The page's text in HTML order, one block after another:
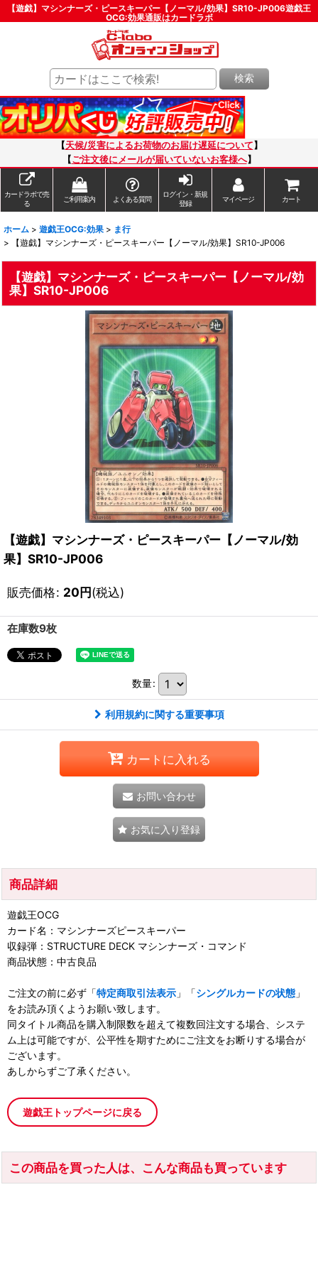
【遊戯】マシンナーズ・ピースキーパー【ノーマル/効果】SR10-JP006遊戯王
OCG:効果通販はカードラボ
検索
【天候/災害によるお荷物のお届け遅延について 】
【ご注文後にメールが届いていないお客様へ】
カードラボで売
る
ご利用案内 よくある質問
ログイン・新規
登録
マイページ カート
ホーム > 遊戯王OCG:効果 > ま行
>
【遊戯】マシンナーズ・ピースキーパー【ノーマル/効果】SR10-JP006
【遊戯】マシンナーズ・ピースキーパー【ノーマル/効
果】SR10-JP006
【遊戯】マシンナーズ・ピースキーパー【ノーマル/効
果】SR10-JP006
販売価格: 20円(税込)
在庫数9枚
数量:
利用規約に関する重要事項
カートに入れる
お問い合わせ
お気に入り登録
商品詳細
遊戯王OCG
カード名：マシンナーズピースキーパー
収録弾：STRUCTURE DECK マシンナーズ・コマンド
商品状態：中古良品
ご注文の前に必ず「特定商取引法表示 」「シングルカードの状態 」
をお読み頂くようお願い致します。
同タイトル商品を購入制限数を超えて複数回注文する場合、システ
ム上は可能ですが、公平性を期すためにご注文をお断りする場合が
ございます。
あしからずご了承ください。
遊戯王トップページに戻る
この商品を買った人は、こんな商品も買っています